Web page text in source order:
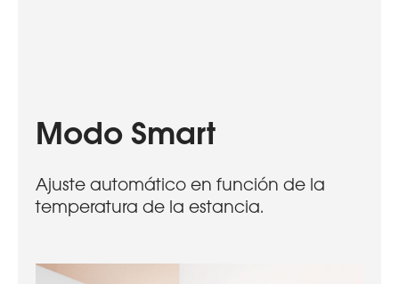
Modo Smart
Ajuste automático en función de la
temperatura de la estancia.